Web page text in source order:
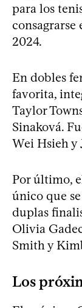
para los
2024.
En dobles
favorita,
Taylor
Sinaková.
Wei Hsieh y
Por último,
único que
duplas
Olivia
Smith y
Los